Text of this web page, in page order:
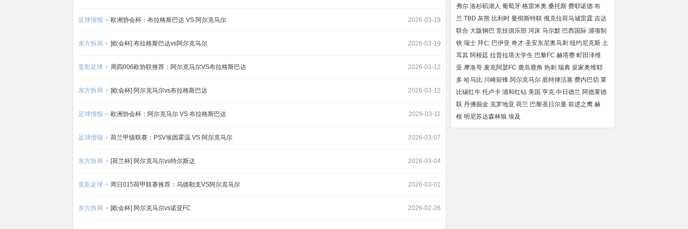
足球情报 欧洲协会杯：布拉格斯巴达 VS 阿尔克马尔 2026-03-19
东方拆局 [欧会杯] 布拉格斯巴达vs阿尔克马尔 2026-03-19
竞彩足球 周四006欧协联推荐：阿尔克马尔VS布拉格斯巴达 2026-03-12
东方拆局 [欧会杯] 阿尔克马尔vs布拉格斯巴达 2026-03-12
足球情报 欧洲协会杯：阿尔克马尔 VS 布拉格斯巴达 2026-03-11
足球情报 荷兰甲级联赛：PSV埃因霍温 VS 阿尔克马尔 2026-03-07
东方拆局 [荷兰杯] 阿尔克马尔vs特尔斯达 2026-03-04
竞彩足球 周日015荷甲联赛推荐：乌德勒支VS阿尔克马尔 2026-03-01
东方拆局 [欧会杯] 阿尔克马尔vs诺亚FC 2026-02-26
弗尔 洛杉矶湖人 葡萄牙 格雷米奥 桑托斯 费耶诺德 布
兰 TBD 灰熊 比利时 曼彻斯特联 俄克拉荷马城雷霆 吉达
联合 大阪钢巴 竞技俱乐部 河床 马尔默 巴西国际 浦项制
铁 瑞士 拜仁 巴伊亚 奇才 圣安东尼奥马刺 纽约尼克斯 土
耳其 阿根廷 拉普拉塔大学生 巴黎FC 赫塔费 町田泽维
亚 摩洛哥 麦克阿瑟FC 鹿岛鹿角 热刺 瑞典 皇家奥维耶
多 哈马比 川崎前锋 阿尔克马尔 底特律活塞 费内巴切 莱
比锡红牛 托卢卡 浦和红钻 美国 亨克 中日德兰 阿德莱德
联 丹佛掘金 克罗地亚 荷兰 巴黎圣日尔曼 前进之鹰 赫
根 明尼苏达森林狼 埃及